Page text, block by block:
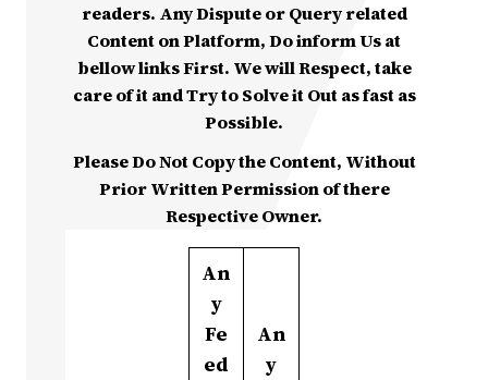
readers. Any Dispute or Query related
Content on Platform, Do inform Us at
bellow links First. We will Respect, take
care of it and Try to Solve it Out as fast as
Possible.
Please Do Not Copy the Content, Without
Prior Written Permission of there
Respective Owner.
An
y
Fe
ed
An
y